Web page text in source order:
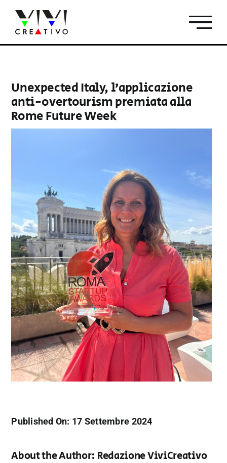
contenuto
Unexpected Italy, l’applicazione
anti-overtourism premiata alla
Rome Future Week
Published On: 17 Settembre 2024
About the Author: Redazione ViviCreativo